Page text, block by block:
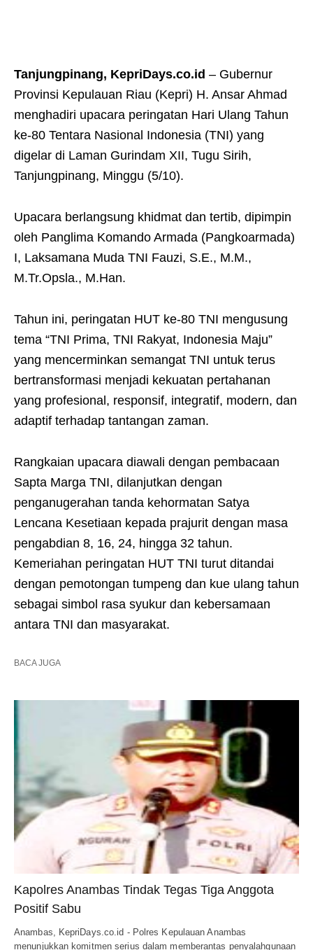
Tanjungpinang, KepriDays.co.id – Gubernur
Provinsi Kepulauan Riau (Kepri) H. Ansar Ahmad
menghadiri upacara peringatan Hari Ulang Tahun
ke-80 Tentara Nasional Indonesia (TNI) yang
digelar di Laman Gurindam XII, Tugu Sirih,
Tanjungpinang, Minggu (5/10).
Upacara berlangsung khidmat dan tertib, dipimpin
oleh Panglima Komando Armada (Pangkoarmada)
I, Laksamana Muda TNI Fauzi, S.E., M.M.,
M.Tr.Opsla., M.Han.
Tahun ini, peringatan HUT ke-80 TNI mengusung
tema “TNI Prima, TNI Rakyat, Indonesia Maju”
yang mencerminkan semangat TNI untuk terus
bertransformasi menjadi kekuatan pertahanan
yang profesional, responsif, integratif, modern, dan
adaptif terhadap tantangan zaman.
Rangkaian upacara diawali dengan pembacaan
Sapta Marga TNI, dilanjutkan dengan
penganugerahan tanda kehormatan Satya
Lencana Kesetiaan kepada prajurit dengan masa
pengabdian 8, 16, 24, hingga 32 tahun.
Kemeriahan peringatan HUT TNI turut ditandai
dengan pemotongan tumpeng dan kue ulang tahun
sebagai simbol rasa syukur dan kebersamaan
antara TNI dan masyarakat.
BACA JUGA
Kapolres Anambas Tindak Tegas Tiga Anggota
Positif Sabu
Anambas, KepriDays.co.id - Polres Kepulauan Anambas
menunjukkan komitmen serius dalam memberantas penyalahgunaan